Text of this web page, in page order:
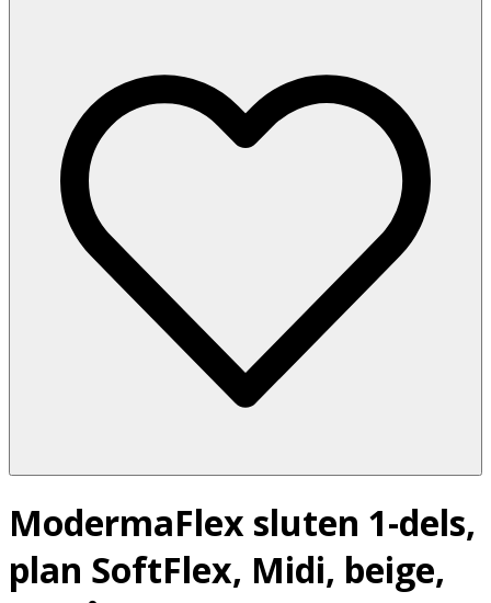
ModermaFlex sluten 1-dels,
plan SoftFlex, Midi, beige,